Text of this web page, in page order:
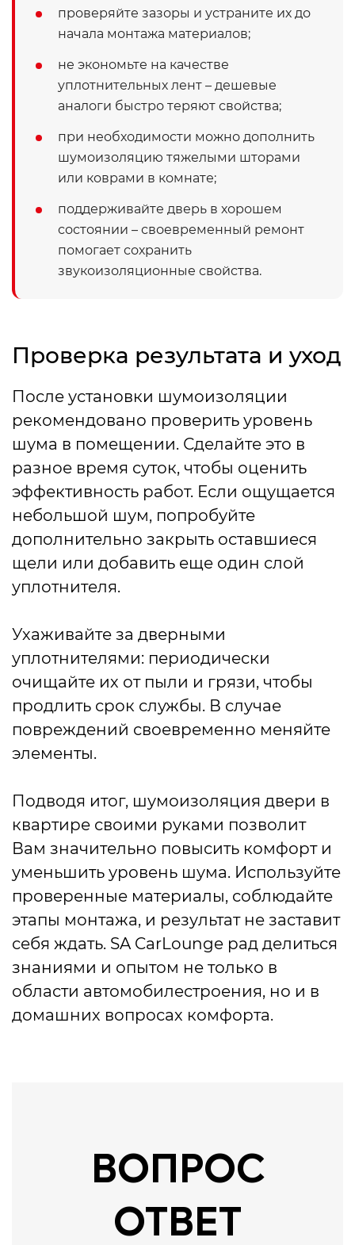
проверяйте зазоры и устраните их до
начала монтажа материалов;
не экономьте на качестве
уплотнительных лент – дешевые
аналоги быстро теряют свойства;
при необходимости можно дополнить
шумоизоляцию тяжелыми шторами
или коврами в комнате;
поддерживайте дверь в хорошем
состоянии – своевременный ремонт
помогает сохранить
звукоизоляционные свойства.
Проверка результата и уход
После установки шумоизоляции
рекомендовано проверить уровень
шума в помещении. Сделайте это в
разное время суток, чтобы оценить
эффективность работ. Если ощущается
небольшой шум, попробуйте
дополнительно закрыть оставшиеся
щели или добавить еще один слой
уплотнителя.
Ухаживайте за дверными
уплотнителями: периодически
очищайте их от пыли и грязи, чтобы
продлить срок службы. В случае
повреждений своевременно меняйте
элементы.
Подводя итог, шумоизоляция двери в
квартире своими руками позволит
Вам значительно повысить комфорт и
уменьшить уровень шума. Используйте
проверенные материалы, соблюдайте
этапы монтажа, и результат не заставит
себя ждать. SA CarLounge рад делиться
знаниями и опытом не только в
области автомобилестроения, но и в
домашних вопросах комфорта.
ВОПРОС
ОТВЕТ